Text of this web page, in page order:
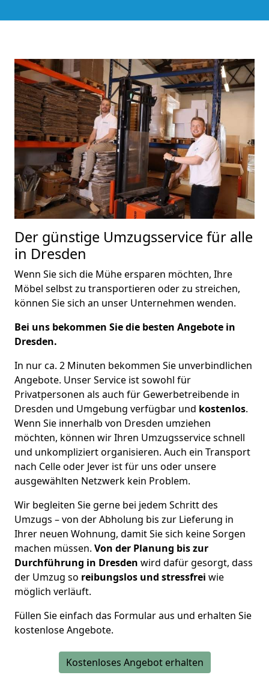
Der günstige Umzugsservice für alle
in Dresden
Wenn Sie sich die Mühe ersparen möchten, Ihre
Möbel selbst zu transportieren oder zu streichen,
können Sie sich an unser Unternehmen wenden.
Bei uns bekommen Sie die besten Angebote in
Dresden.
In nur ca. 2 Minuten bekommen Sie unverbindlichen
Angebote. Unser Service ist sowohl für
Privatpersonen als auch für Gewerbetreibende in
Dresden und Umgebung verfügbar und kostenlos.
Wenn Sie innerhalb von Dresden umziehen
möchten, können wir Ihren Umzugsservice schnell
und unkompliziert organisieren. Auch ein Transport
nach Celle oder Jever ist für uns oder unsere
ausgewählten Netzwerk kein Problem.
Wir begleiten Sie gerne bei jedem Schritt des
Umzugs – von der Abholung bis zur Lieferung in
Ihrer neuen Wohnung, damit Sie sich keine Sorgen
machen müssen. Von der Planung bis zur
Durchführung in Dresden wird dafür gesorgt, dass
der Umzug so reibungslos und stressfrei wie
möglich verläuft.
Füllen Sie einfach das Formular aus und erhalten Sie
kostenlose Angebote.
Kostenloses Angebot erhalten